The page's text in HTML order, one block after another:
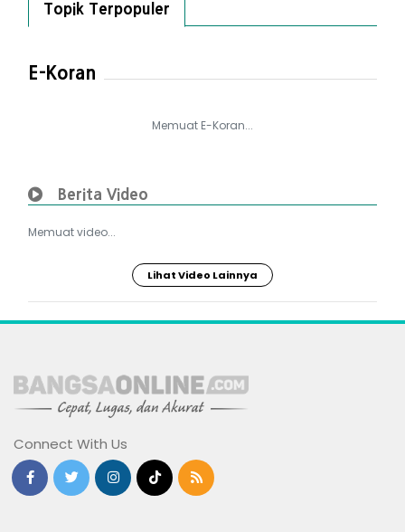
Topik Terpopuler
E-Koran
Memuat E-Koran...
Berita Video
Memuat video...
Lihat Video Lainnya
Connect With Us